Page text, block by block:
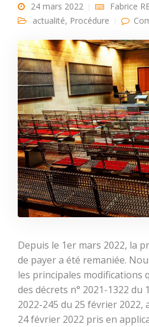
24 mars 2022
Fabrice
actualité, Procédure
Depuis le 1er mars 2022, la
de payer a été remaniée.
les principales modifications
des décrets n° 2021-1322 du
2022-245 du 25 février 2022,
24 février 2022 pris en